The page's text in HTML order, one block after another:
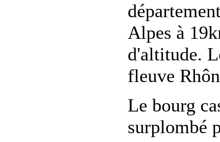
Alpes à
d'altitude.
fleuve
Le bourg
surplombé